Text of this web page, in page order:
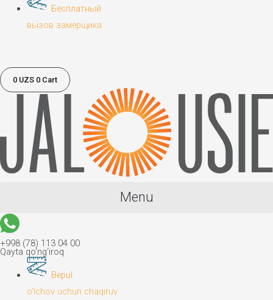
Бесплатный
вызов замерщика
0 UZS 0 Cart
Menu
+998 (78) 113 04 00
Qayta qo‘ng‘iroq
Bepul
o‘lchov uchun chaqiruv